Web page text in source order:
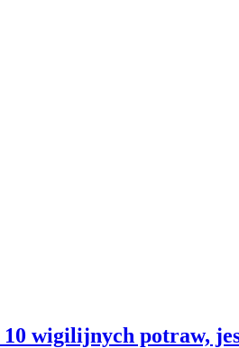
wigilijnych potraw,